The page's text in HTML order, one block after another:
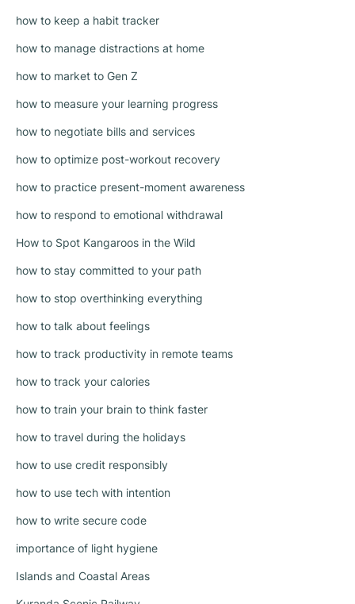
how to keep a habit tracker
how to manage distractions at home
how to market to Gen Z
how to measure your learning progress
how to negotiate bills and services
how to optimize post-workout recovery
how to practice present-moment awareness
how to respond to emotional withdrawal
How to Spot Kangaroos in the Wild
how to stay committed to your path
how to stop overthinking everything
how to talk about feelings
how to track productivity in remote teams
how to track your calories
how to train your brain to think faster
how to travel during the holidays
how to use credit responsibly
how to use tech with intention
how to write secure code
importance of light hygiene
Islands and Coastal Areas